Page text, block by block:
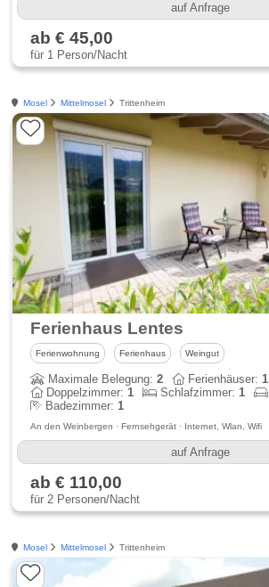
auf Anfrage
ab € 45,00
für 1 Person/Nacht
Mosel Mittelmosel Trittenheim
Ferienhaus Lentes
Ferienwohnung Ferienhaus Weingut
Maximale Belegung:2 Ferienhäuser:1
Doppelzimmer:1 Schlafzimmer:1
Badezimmer:1
An den Weinbergen · Fernsehgerät · Internet, Wlan, Wifi
auf Anfrage
ab € 110,00
für 2 Personen/Nacht
Mosel Mittelmosel Trittenheim